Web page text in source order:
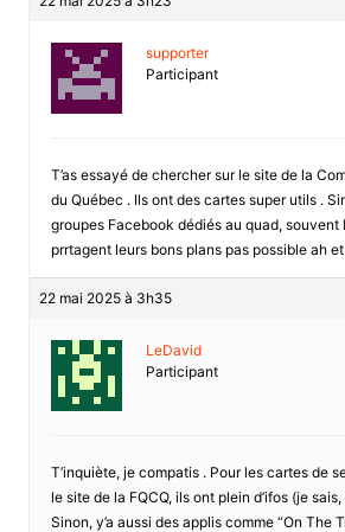
supporter
Participant
T’as essayé de chercher sur le site de la
du Québec . Ils ont des cartes super utils .
groupes Facebook dédiés au quad, souvent
prrtagent leurs bons plans pas possible ah
22 mai 2025 à 3h35
LeDavid
Participant
T’inquiète, je compatis . Pour les cartes de
le site de la FQCQ, ils ont plein d’ifos (je sais,
Sinon, y’a aussi des applis comme “On The